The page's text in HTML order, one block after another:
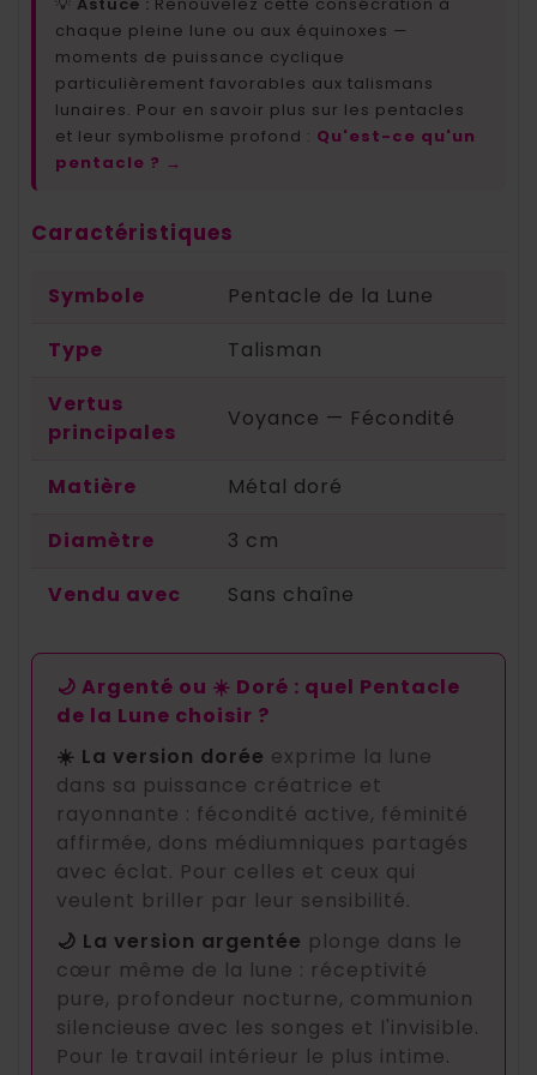
chaque pleine lune ou aux équinoxes —
moments de puissance cyclique
particulièrement favorables aux talismans
lunaires. Pour en savoir plus sur les pentacles
et leur symbolisme profond : Qu'est-ce qu'un
pentacle ? →
Caractéristiques
Symbole
Pentacle de la Lune
Type
Talisman
Vertus
principales
Voyance — Fécondité
Matière
Métal doré
Diamètre
3 cm
Vendu avec
Sans chaîne
🌙 Argenté ou ☀️ Doré : quel Pentacle
de la Lune choisir ?
☀️ La version dorée exprime la lune
dans sa puissance créatrice et
rayonnante : fécondité active, féminité
affirmée, dons médiumniques partagés
avec éclat. Pour celles et ceux qui
veulent briller par leur sensibilité.
🌙 La version argentée plonge dans le
cœur même de la lune : réceptivité
pure, profondeur nocturne, communion
silencieuse avec les songes et l'invisible.
Pour le travail intérieur le plus intime.